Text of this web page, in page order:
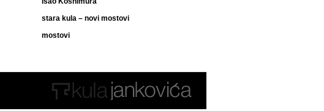
stara kula – novi mostovi
mostovi